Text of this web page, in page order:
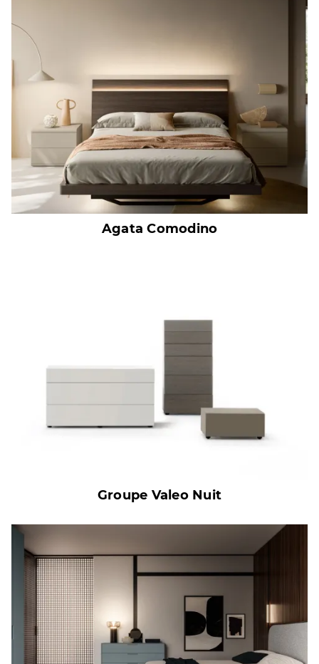
Agata Comodino
Groupe Valeo Nuit